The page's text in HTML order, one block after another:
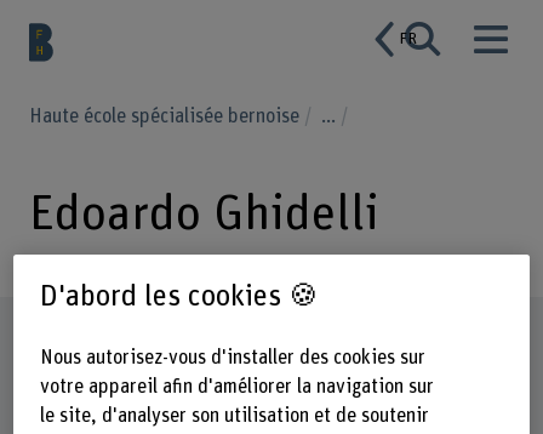
FR
Haute école spécialisée bernoise ...
Edoardo Ghidelli
D'abord les cookies 🍪
Nous autorisez-vous d'installer des cookies sur
votre appareil afin d'améliorer la navigation sur
le site, d'analyser son utilisation et de soutenir